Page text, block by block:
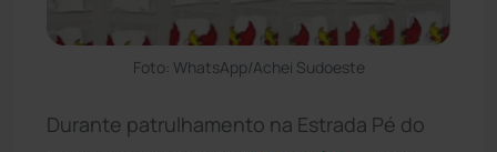
Foto: WhatsApp/Achei Sudoeste
Durante patrulhamento na Estrada Pé do